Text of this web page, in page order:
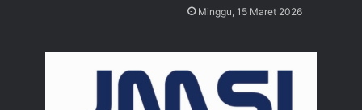
Minggu, 15 Maret 2026